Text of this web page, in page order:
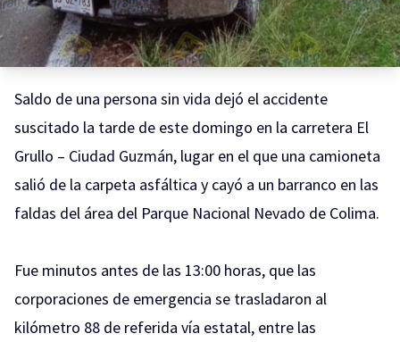
Saldo de una persona sin vida dejó el accidente
suscitado la tarde de este domingo en la carretera El
Grullo – Ciudad Guzmán, lugar en el que una camioneta
salió de la carpeta asfáltica y cayó a un barranco en las
faldas del área del Parque Nacional Nevado de Colima.
Fue minutos antes de las 13:00 horas, que las
corporaciones de emergencia se trasladaron al
kilómetro 88 de referida vía estatal, entre las